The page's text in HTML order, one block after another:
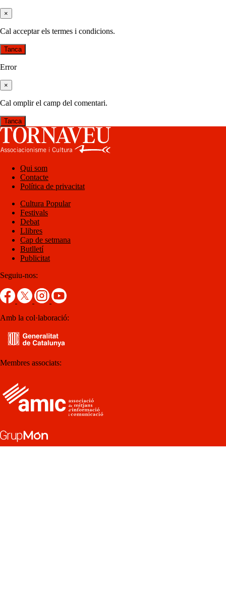
×
Cal acceptar els termes i condicions.
Tanca
Error
×
Cal omplir el camp del comentari.
Tanca
Qui som
Contacte
Política de privacitat
Cultura Popular
Festivals
Debat
Llibres
Cap de setmana
Butlletí
Publicitat
Seguiu-nos:
Amb la col·laboració:
Membres associats: